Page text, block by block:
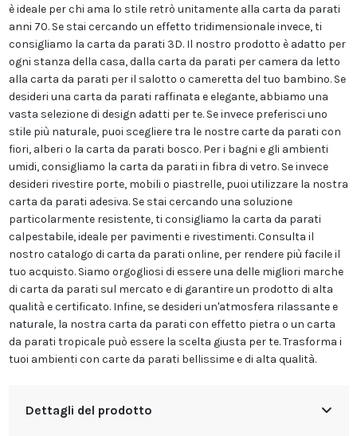
è ideale per chi ama lo stile retrò unitamente alla carta da parati
anni 70. Se stai cercando un effetto tridimensionale invece, ti
consigliamo la carta da parati 3D. Il nostro prodotto è adatto per
ogni stanza della casa, dalla carta da parati per camera da letto
alla carta da parati per il salotto o cameretta del tuo bambino. Se
desideri una carta da parati raffinata e elegante, abbiamo una
vasta selezione di design adatti per te. Se invece preferisci uno
stile più naturale, puoi scegliere tra le nostre carte da parati con
fiori, alberi o la carta da parati bosco. Per i bagni e gli ambienti
umidi, consigliamo la carta da parati in fibra di vetro. Se invece
desideri rivestire porte, mobili o piastrelle, puoi utilizzare la nostra
carta da parati adesiva. Se stai cercando una soluzione
particolarmente resistente, ti consigliamo la carta da parati
calpestabile, ideale per pavimenti e rivestimenti. Consulta il
nostro catalogo di carta da parati online, per rendere più facile il
tuo acquisto. Siamo orgogliosi di essere una delle migliori marche
di carta da parati sul mercato e di garantire un prodotto di alta
qualità e certificato. Infine, se desideri un'atmosfera rilassante e
naturale, la nostra carta da parati con effetto pietra o un carta
da parati tropicale può essere la scelta giusta per te. Trasforma i
tuoi ambienti con carte da parati bellissime e di alta qualità.
Dettagli del prodotto